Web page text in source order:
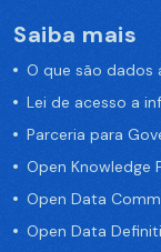
Saiba mais
O que são dados
Lei de acesso a
Parceria para
Open Knowledge
Open Data
Open Data